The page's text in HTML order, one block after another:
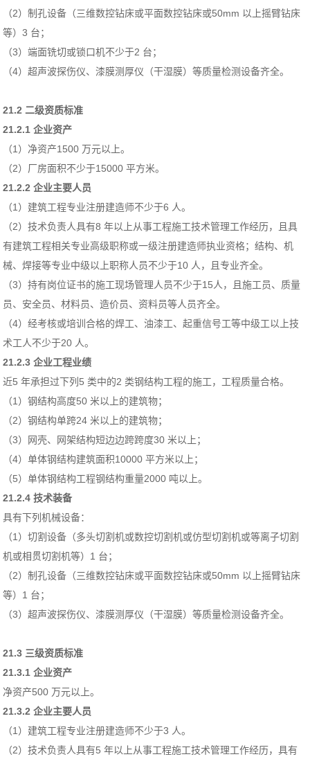
（2）制孔设备（三维数控钻床或平面数控钻床或50mm 以上摇臂钻床
等）3 台；
（3）端面铣切或锁口机不少于2 台；
（4）超声波探伤仪、漆膜测厚仪（干湿膜）等质量检测设备齐全。
21.2 二级资质标准
21.2.1 企业资产
（1）净资产1500 万元以上。
（2）厂房面积不少于15000 平方米。
21.2.2 企业主要人员
（1）建筑工程专业注册建造师不少于6 人。
（2）技术负责人具有8 年以上从事工程施工技术管理工作经历，且具
有建筑工程相关专业高级职称或一级注册建造师执业资格；结构、机
械、焊接等专业中级以上职称人员不少于10 人，且专业齐全。
（3）持有岗位证书的施工现场管理人员不少于15人，且施工员、质量
员、安全员、材料员、造价员、资料员等人员齐全。
（4）经考核或培训合格的焊工、油漆工、起重信号工等中级工以上技
术工人不少于20 人。
21.2.3 企业工程业绩
近5 年承担过下列5 类中的2 类钢结构工程的施工，工程质量合格。
（1）钢结构高度50 米以上的建筑物；
（2）钢结构单跨24 米以上的建筑物；
（3）网壳、网架结构短边边跨跨度30 米以上；
（4）单体钢结构建筑面积10000 平方米以上；
（5）单体钢结构工程钢结构重量2000 吨以上。
21.2.4 技术装备
具有下列机械设备：
（1）切割设备（多头切割机或数控切割机或仿型切割机或等离子切割
机或相贯切割机等）1 台；
（2）制孔设备（三维数控钻床或平面数控钻床或50mm 以上摇臂钻床
等）1 台；
（3）超声波探伤仪、漆膜测厚仪（干湿膜）等质量检测设备齐全。
21.3 三级资质标准
21.3.1 企业资产
净资产500 万元以上。
21.3.2 企业主要人员
（1）建筑工程专业注册建造师不少于3 人。
（2）技术负责人具有5 年以上从事工程施工技术管理工作经历，具有